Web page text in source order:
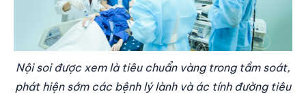
Nội soi được xem là tiêu chuẩn vàng trong tầm soát,
phát hiện sớm các bệnh lý lành và ác tính đường tiêu